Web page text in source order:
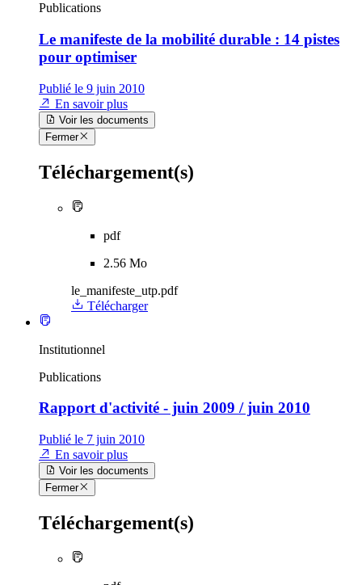
Publications
Le manifeste de la mobilité durable : 14 pistes
pour optimiser
Publié le 9 juin 2010
En savoir plus
Voir les documents
Fermer
Téléchargement(s)
pdf
2.56 Mo
le_manifeste_utp.pdf
Télécharger
Institutionnel
Publications
Rapport d'activité - juin 2009 / juin 2010
Publié le 7 juin 2010
En savoir plus
Voir les documents
Fermer
Téléchargement(s)